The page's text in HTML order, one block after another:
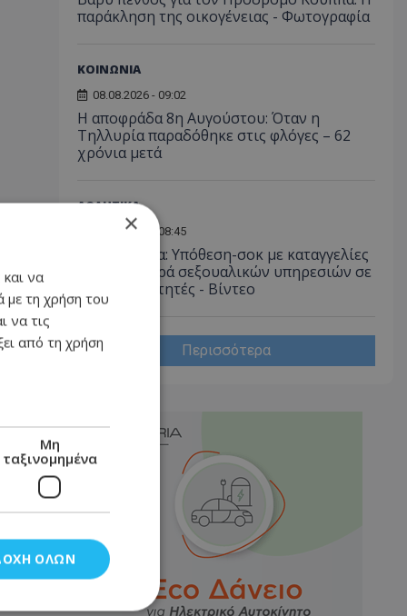
παράκληση της οικογένειας - Φωτογραφία
ΚΟΙΝΩΝΙΑ
08.08.2026 - 09:02
Η αποφράδα 8η Αυγούστου: Όταν η
Τηλλυρία παραδόθηκε στις φλόγες – 62
χρόνια μετά
ΑΘΛΗΤΙΚΑ
08.08.2026 - 08:45
Νότια Κορέα: Υπόθεση-σοκ με καταγγελίες
για προσφορά σεξουαλικών υπηρεσιών σε
ξένους διαιτητές - Bίντεο
Περισσότερα
×
και να
με τη χρήση του
να τις
από τη χρήση
Μη
ταξινομημένα
ΌΛΩΝ